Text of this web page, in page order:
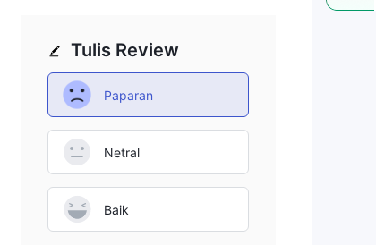
Tulis Review
Paparan
Netral
Baik